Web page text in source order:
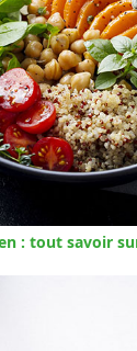
: tout savoir